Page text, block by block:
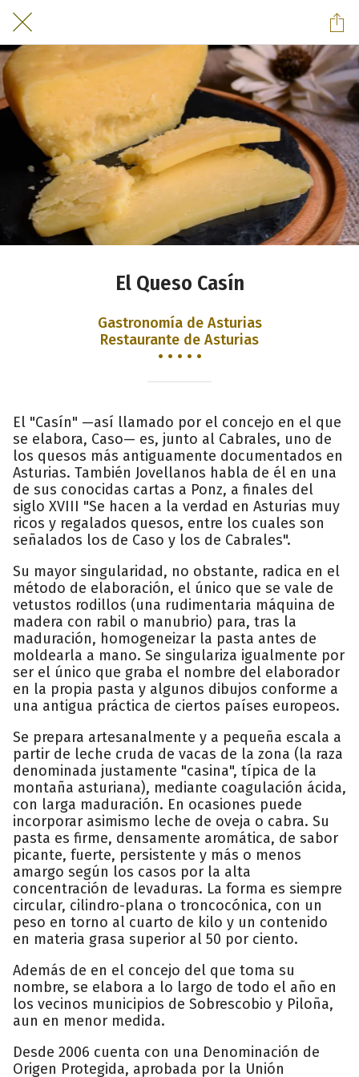
El Queso Casín
Gastronomía de Asturias
Restaurante de Asturias
• • • • •
El "Casín" —así llamado por el concejo en el que
se elabora, Caso— es, junto al Cabrales, uno de
los quesos más antiguamente documentados en
Asturias. También Jovellanos habla de él en una
de sus conocidas cartas a Ponz, a finales del
siglo XVIII "Se hacen a la verdad en Asturias muy
ricos y regalados quesos, entre los cuales son
señalados los de Caso y los de Cabrales".
Su mayor singularidad, no obstante, radica en el
método de elaboración, el único que se vale de
vetustos rodillos (una rudimentaria máquina de
madera con rabil o manubrio) para, tras la
maduración, homogeneizar la pasta antes de
moldearla a mano. Se singulariza igualmente por
ser el único que graba el nombre del elaborador
en la propia pasta y algunos dibujos conforme a
una antigua práctica de ciertos países europeos.
Se prepara artesanalmente y a pequeña escala a
partir de leche cruda de vacas de la zona (la raza
denominada justamente "casina", típica de la
montaña asturiana), mediante coagulación ácida,
con larga maduración. En ocasiones puede
incorporar asimismo leche de oveja o cabra. Su
pasta es firme, densamente aromática, de sabor
picante, fuerte, persistente y más o menos
amargo según los casos por la alta
concentración de levaduras. La forma es siempre
circular, cilindro-plana o troncocónica, con un
peso en torno al cuarto de kilo y un contenido
en materia grasa superior al 50 por ciento.
Además de en el concejo del que toma su
nombre, se elabora a lo largo de todo el año en
los vecinos municipios de Sobrescobio y Piloña,
aun en menor medida.
Desde 2006 cuenta con una Denominación de
Origen Protegida, aprobada por la Unión